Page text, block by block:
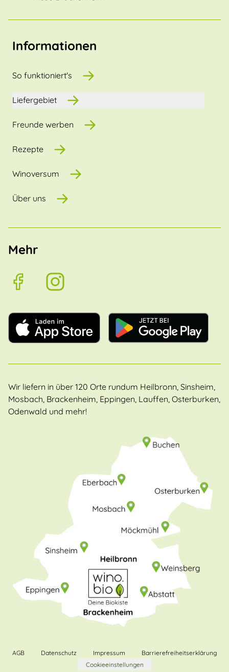
Informationen
So funktioniert's
Liefergebiet
Freunde werben
Rezepte
Winoversum
Über uns
Mehr
Wir liefern in über 120 Orte rundum Heilbronn, Sinsheim,
Mosbach, Brackenheim, Eppingen, Lauffen, Osterburken,
Odenwald und mehr!
AGB Datenschutz Impressum
Barrierefreiheitserklärung
Cookieeinstellungen